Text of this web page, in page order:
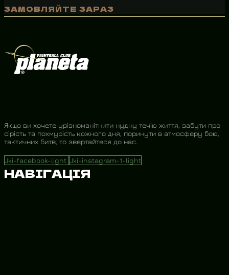
ЗАМОВЛЯЙТЕ ЗАРАЗ
Якщо ви хочете урізноманітнити нудну течію життя, забути про
сірість та похмурість кожного дня, поринути в атмосферу бою,
тактичних битв, то звертайтеся до нас.
Jki-facebook-light Jki-instagram-1-light
НАВІГАЦІЯ